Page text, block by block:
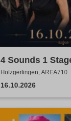
4 Sounds 1
Holzgerlingen, AREA710
16.10.2026